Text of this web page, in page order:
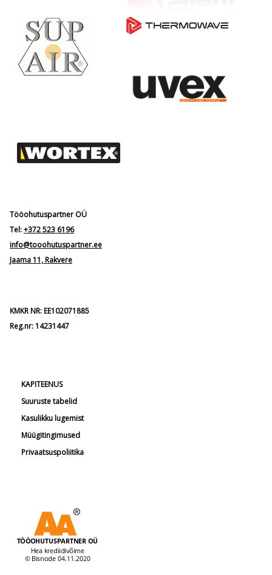
Tööohutuspartner OÜ
Tel:+372 523 6196
info@tooohutuspartner.ee
Jaama 11, Rakvere
KMKR NR: EE102071885
Reg.nr: 14231447
KAPITEENUS
Suuruste tabelid
Kasulikku lugemist
Müügitingimused
Privaatsuspoliitika